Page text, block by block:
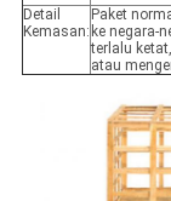
Detail
Kemasan:
Paket
ke negara-
terlalu
atau